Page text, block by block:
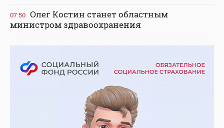
07:50 Олег Костин станет областным
министром здравоохранения